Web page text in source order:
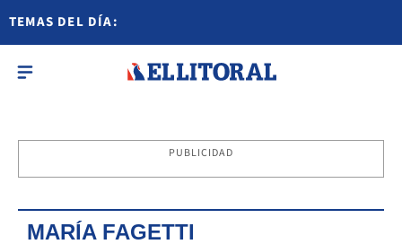
TEMAS DEL DÍA:
PUBLICIDAD
MARÍA FAGETTI